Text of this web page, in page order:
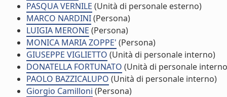
PASQUA VERNILE (Unità di personale esterno)
MARCO NARDINI(Persona)
LUIGIA MERONE (Persona)
MONICA MARIA ZOPPE' (Persona)
GIUSEPPE VIGLIETTO (Unità di personale interno)
DONATELLA FORTUNATO (Unità di personale
PAOLO BAZZICALUPO (Unità di personale interno)
Giorgio Camilloni (Persona)